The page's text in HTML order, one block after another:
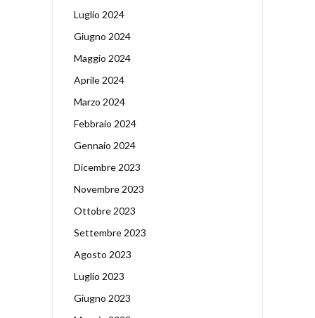
Luglio 2024
Giugno 2024
Maggio 2024
Aprile 2024
Marzo 2024
Febbraio 2024
Gennaio 2024
Dicembre 2023
Novembre 2023
Ottobre 2023
Settembre 2023
Agosto 2023
Luglio 2023
Giugno 2023